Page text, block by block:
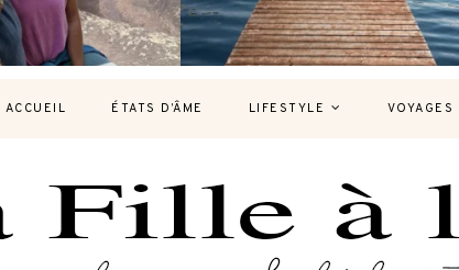
ACCUEIL ÉTATS D’ÂME LIFESTYLE VOYAGES